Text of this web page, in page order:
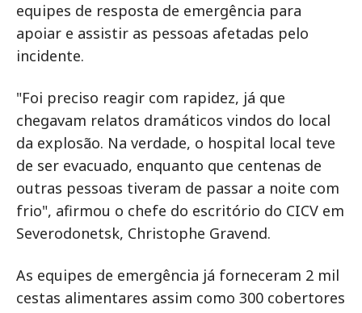
equipes de resposta de emergência para
apoiar e assistir as pessoas afetadas pelo
incidente.
"Foi preciso reagir com rapidez, já que
chegavam relatos dramáticos vindos do local
da explosão. Na verdade, o hospital local teve
de ser evacuado, enquanto que centenas de
outras pessoas tiveram de passar a noite com
frio", afirmou o chefe do escritório do CICV em
Severodonetsk, Christophe Gravend.
As equipes de emergência já forneceram 2 mil
cestas alimentares assim como 300 cobertores